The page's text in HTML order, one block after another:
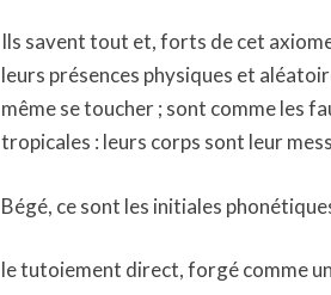
Ils savent tout et, forts de cet
leurs présences physiques et
même se toucher ; sont comme les
tropicales : leurs corps sont leur
Bégé, ce sont les initiales
le tutoiement direct, forgé comme